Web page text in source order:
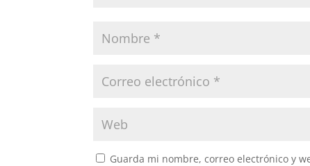
Guarda mi nombre, correo electrónico y